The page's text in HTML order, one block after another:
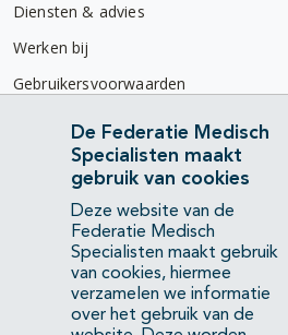
Diensten & advies
Werken bij
Gebruikersvoorwaarden
Privacyverklaring
Contact
Mercatorlaan 1200
3528 BL Utrecht
(088) 505 34 34
info@richtlijnendatabase.nl
De Federatie Medisch
Specialisten maakt
gebruik van cookies
Deze website van de
Federatie Medisch
Specialisten maakt gebruik
van cookies, hiermee
verzamelen we informatie
over het gebruik van de